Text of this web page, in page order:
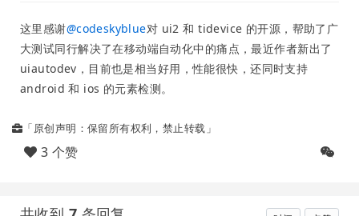
这里感谢@codeskyblue对 ui2 和 tidevice 的开源，帮助了广
大测试同行解决了在移动端自动化中的痛点，最近作者新出了
uiautodev，目前也是相当好用，性能很快，还同时支持
android 和 ios 的元素检测。
「原创声明：保留所有权利，禁止转载」
3 个赞